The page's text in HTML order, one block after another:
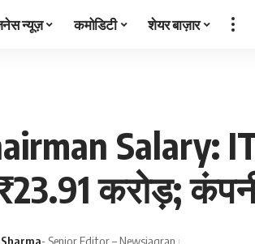
न्यूज़ कमोडिटी शेयर बाज़ार
Salary:
करोड़;
- Senior Editor – Newsjagran